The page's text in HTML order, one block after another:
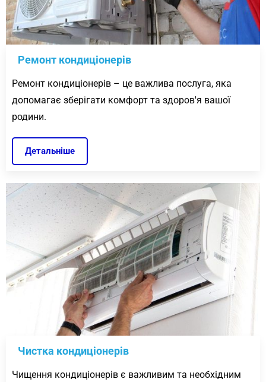
Ремонт кондиціонерів
Ремонт кондиціонерів – це важлива послуга, яка
допомагає зберігати комфорт та здоров'я вашої
родини.
Детальніше
Чистка кондиціонерів
Чищення кондиціонерів є важливим та необхідним